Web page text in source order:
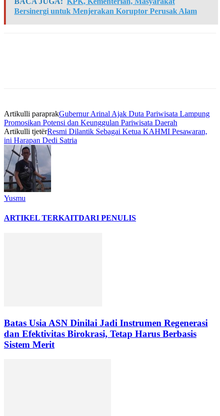
Bersinergi untuk Menjerakan Koruptor Perusak Alam
Artikulli paraprakGubernur Arinal Ajak Duta Pariwisata Lampung
Promosikan Potensi dan Keunggulan Pariwisata Daerah
Artikulli tjetërResmi Dilantik Sebagai Ketua KAHMI Pesawaran,
ini Harapan Dedi Satria
Yusmu
ARTIKEL TERKAITDARI PENULIS
Batas Usia ASN Dinilai Jadi Instrumen Regenerasi
dan Efektivitas Birokrasi, Tetap Harus Berbasis
Sistem Merit